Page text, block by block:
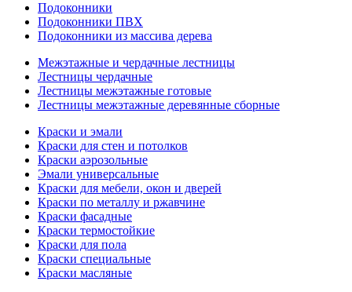
Подоконники
Подоконники ПВХ
Подоконники из массива дерева
Межэтажные и чердачные лестницы
Лестницы чердачные
Лестницы межэтажные готовые
Лестницы межэтажные деревянные сборные
Краски и эмали
Краски для стен и потолков
Краски аэрозольные
Эмали универсальные
Краски для мебели, окон и дверей
Краски по металлу и ржавчине
Краски фасадные
Краски термостойкие
Краски для пола
Краски специальные
Краски масляные